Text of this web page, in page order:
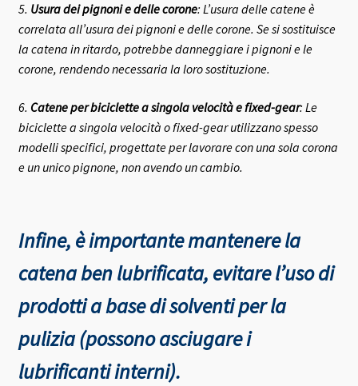
5. Usura dei pignoni e delle corone: L’usura delle catene è
correlata all’usura dei pignoni e delle corone. Se si sostituisce
la catena in ritardo, potrebbe danneggiare i pignoni e le
corone, rendendo necessaria la loro sostituzione.
6. Catene per biciclette a singola velocità e fixed-gear: Le
biciclette a singola velocità o fixed-gear utilizzano spesso
modelli specifici, progettate per lavorare con una sola corona
e un unico pignone, non avendo un cambio.
Infine, è importante mantenere la
catena ben lubrificata, evitare l’uso di
prodotti a base di solventi per la
pulizia (possono asciugare i
lubrificanti interni).